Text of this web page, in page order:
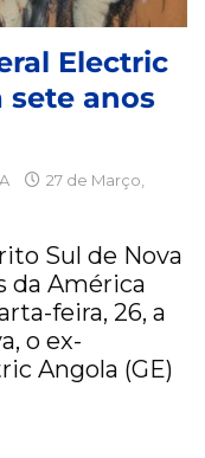
Electric
anos
27 de Março,
Sul de Nova
da América
feira, 26, a
o ex-
Angola (GE)